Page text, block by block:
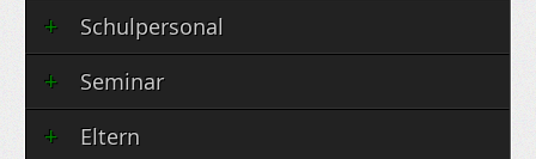
Schulpersonal
Seminar
Eltern